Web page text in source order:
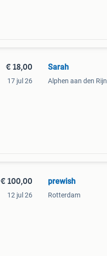
€ 18,00
17 jul 26
Sarah
Alphen aan den Rijn
€ 100,00
12 jul 26
prewish
Rotterdam